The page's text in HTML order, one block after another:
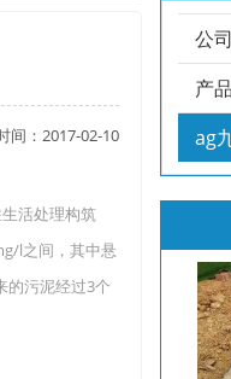
间：2017-02-10
活处理构筑
l之间，其中悬
的污泥经过3个
公
产
ag